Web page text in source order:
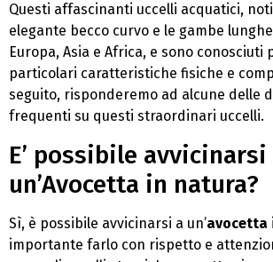
Questi affascinanti uccelli acquatici,
elegante becco curvo e le gambe
Europa, Asia e Africa, e sono conosciuti
particolari caratteristiche fisiche e
seguito, risponderemo ad alcune delle
frequenti su questi straordinari uccelli.
E’ possibile avvicinarsi
un’Avocetta in natura?
Sì, è possibile avvicinarsi a un’avocetta
importante farlo con rispetto e